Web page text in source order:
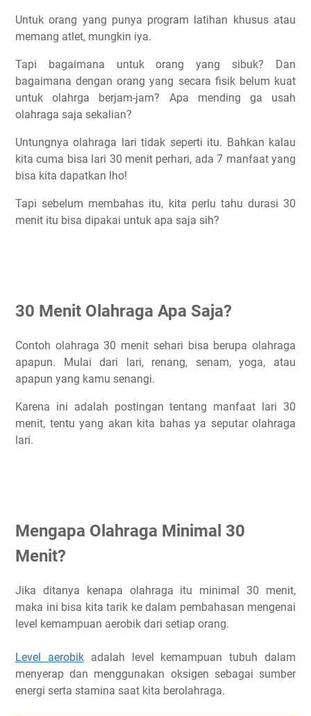
Kualitas Hidup Membaik
Cocok Untuk Orang Sibuk
Menghilangkan Lesu dan Rasa Malas
Lari 30 Menit Berapa Km?
Apakah Olahraga 30 Menit Setiap Hari Bisa Menurunkan
Berat Badan?
Berapa Kalori Yang Terbakar Saat Jogging 30 Menit?
Kesimpulan
Artikel Lainnya Yang Setopik
Untuk orang yang punya program latihan khusus atau
memang atlet, mungkin iya.
Tapi bagaimana untuk orang yang sibuk? Dan
bagaimana dengan orang yang secara fisik belum kuat
untuk olahrga berjam-jam? Apa mending ga usah
olahraga saja sekalian?
Untungnya olahraga lari tidak seperti itu. Bahkan kalau
kita cuma bisa lari 30 menit perhari, ada 7 manfaat yang
bisa kita dapatkan lho!
Tapi sebelum membahas itu, kita perlu tahu durasi 30
menit itu bisa dipakai untuk apa saja sih?
30 Menit Olahraga Apa Saja?
Contoh olahraga 30 menit sehari bisa berupa olahraga
apapun. Mulai dari lari, renang, senam, yoga, atau
apapun yang kamu senangi.
Karena ini adalah postingan tentang manfaat lari 30
menit, tentu yang akan kita bahas ya seputar olahraga
lari.
Mengapa Olahraga Minimal 30
Menit?
Jika ditanya kenapa olahraga itu minimal 30 menit,
maka ini bisa kita tarik ke dalam pembahasan mengenai
level kemampuan aerobik dari setiap orang.
Level aerobikadalah level kemampuan tubuh dalam
menyerap dan menggunakan oksigen sebagai sumber
energi serta stamina saat kita berolahraga.